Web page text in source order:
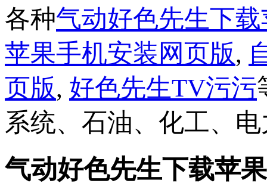
各种气动好色先生下
苹果手机安装网页版,
页版, 好色先生TV污污
系统、石油、化工、
气动好色先生下载苹